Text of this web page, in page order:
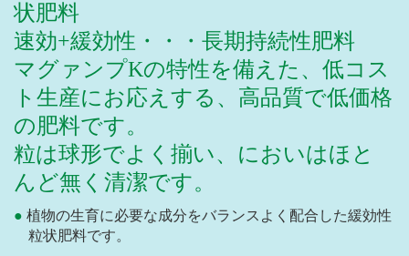
状肥料
速効+緩効性・・・長期持続性肥料
マグァンプKの特性を備えた、低コス
ト生産にお応えする、高品質で低価格
の肥料です。
粒は球形でよく揃い、においはほと
んど無く清潔です。
植物の生育に必要な成分をバランスよく配合した緩効性
粒状肥料です。